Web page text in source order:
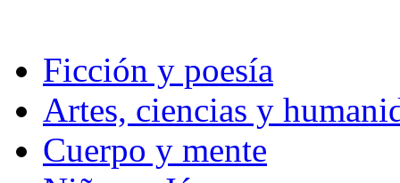
Ficción y poesía
Artes, ciencias y
Cuerpo y mente